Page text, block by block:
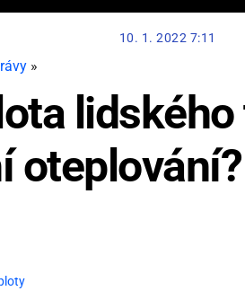
10. 1. 2022 7:11
»
lidského
oteplování?